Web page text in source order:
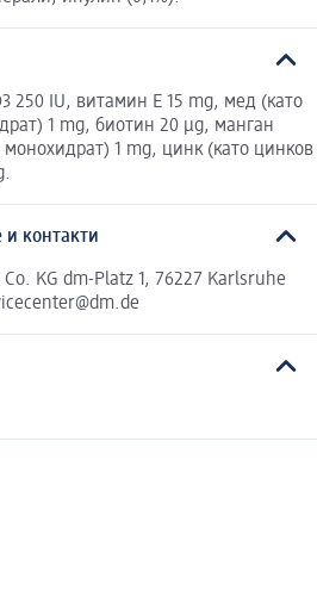
250 IU, витамин E 15 mg, мед (като
1 mg, биотин 20 μg, манган
монохидрат) 1 mg, цинк (като цинков
и контакти
KG dm-Platz 1, 76227 Karlsruhe